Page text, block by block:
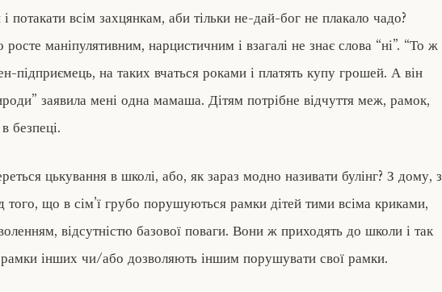
потакати всім захцянкам, аби тільки не-дай-бог не плакало чадо?
маніпулятивним, нарцистичним і взагалі не знає слова “ні”. “То ж
підприємець, на таких вчаться роками і платять купу грошей. А він
заявила мені одна мамаша. Дітям потрібне відчуття меж, рамок,
безпеці.
цькування в школі, або, як зараз модно називати булінг? З дому, з
того, що в сім’ї грубо порушуються рамки дітей тими всіма криками,
відсутністю базової поваги. Вони ж приходять до школи і так
інших чи/або дозволяють іншим порушувати свої рамки.